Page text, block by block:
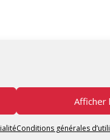
Afficher
Conditions générales
Tous droits réservés.
by WordPress .